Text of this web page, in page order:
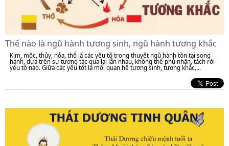
Thế nào là ngũ hành tương sinh, ngũ hành tương khắc
Kim, mộc, thủy, hỏa, thổ là các yếu tố trong thuyết ngũ hành tồn tại song
hành, dựa trên sự tương tác qua lại lẫn nhau, không thể phủ nhận, tách rời
yếu tố nào. Giữa các yếu tốt là mối quan hệ tương sinh, tương khắc,...